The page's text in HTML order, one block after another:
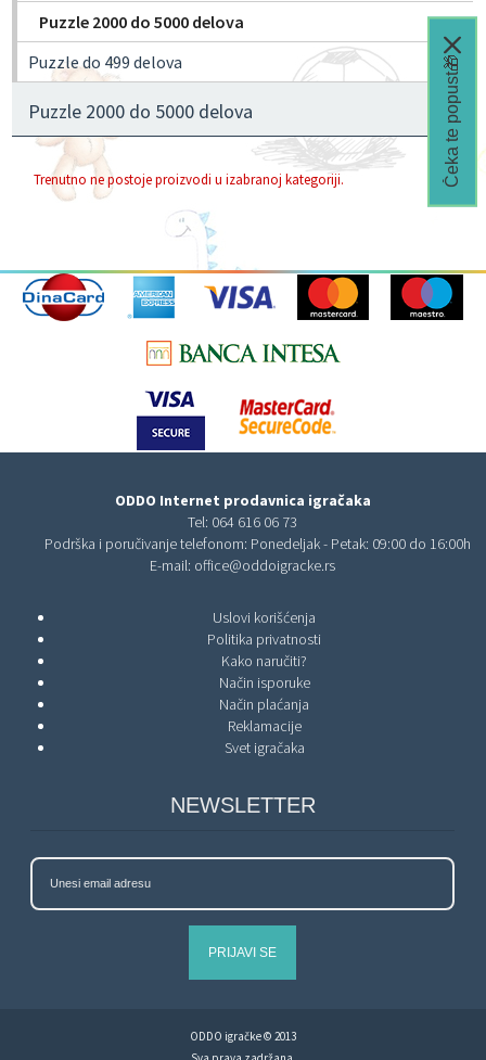
Puzzle 2000 do 5000 delova
Puzzle do 499 delova
Puzzle 2000 do 5000 delova
Trenutno ne postoje proizvodi u izabranoj kategoriji.
ODDO Internet prodavnica igračaka
Tel: 064 616 06 73
Podrška i poručivanje telefonom: Ponedeljak - Petak: 09:00 do 16:00h
E-mail: office@oddoigracke.rs
Uslovi korišćenja
Politika privatnosti
Kako naručiti?
Način isporuke
Način plaćanja
Reklamacije
Svet igračaka
NEWSLETTER
PRIJAVI SE
ODDO igračke © 2013
Čeka te popust🎁